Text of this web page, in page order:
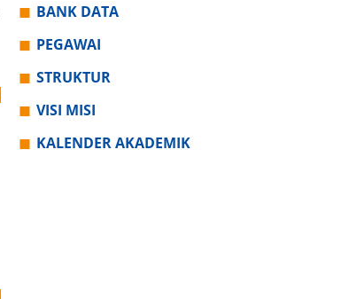
BANK DATA
PEGAWAI
STRUKTUR
VISI MISI
KALENDER AKADEMIK